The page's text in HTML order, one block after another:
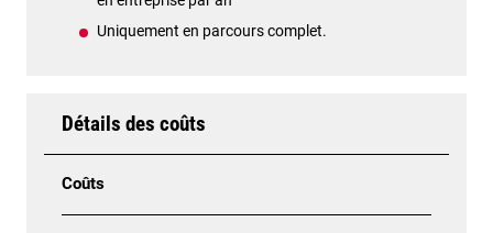
Uniquement en parcours complet.
Détails des coûts
Coûts